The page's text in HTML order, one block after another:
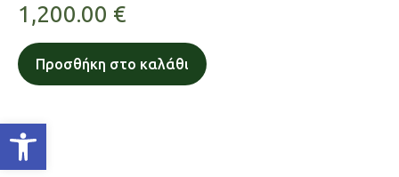
Ανοίξτε τη γραμμή εργαλείων
1,200.00 €
Προσθήκη στο καλάθι